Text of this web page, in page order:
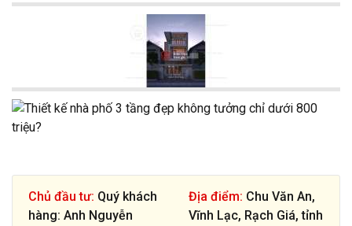
Chủ đầu tư: Quý khách
hàng: Anh Nguyễn
Địa điểm: Chu Văn An,
Vĩnh Lạc, Rạch Giá, tỉnh